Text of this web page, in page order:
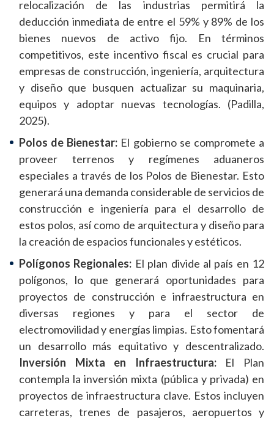
relocalización de las industrias permitirá la
deducción inmediata de entre el 59% y 89% de los
bienes nuevos de activo fijo. En términos
competitivos, este incentivo fiscal es crucial para
empresas de construcción, ingeniería, arquitectura
y diseño que busquen actualizar su maquinaria,
equipos y adoptar nuevas tecnologías. (Padilla,
2025).
Polos de Bienestar: El gobierno se compromete a
proveer terrenos y regímenes aduaneros
especiales a través de los Polos de Bienestar. Esto
generará una demanda considerable de servicios de
construcción e ingeniería para el desarrollo de
estos polos, así como de arquitectura y diseño para
la creación de espacios funcionales y estéticos.
Polígonos Regionales: El plan divide al país en 12
polígonos, lo que generará oportunidades para
proyectos de construcción e infraestructura en
diversas regiones y para el sector de
electromovilidad y energías limpias. Esto fomentará
un desarrollo más equitativo y descentralizado.
Inversión Mixta en Infraestructura:El Plan
contempla la inversión mixta (pública y privada) en
proyectos de infraestructura clave. Estos incluyen
carreteras, trenes de pasajeros, aeropuertos y